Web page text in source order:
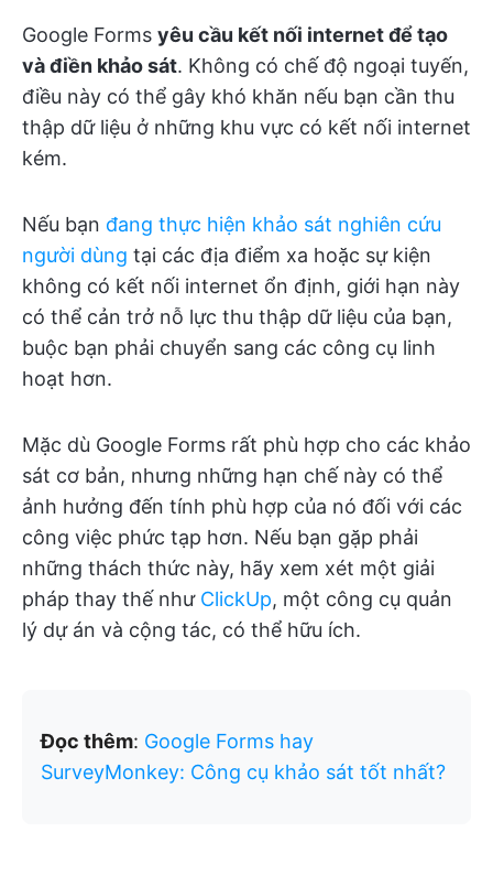
Google Forms yêu cầu kết nối internet để tạo
và điền khảo sát. Không có chế độ ngoại tuyến,
điều này có thể gây khó khăn nếu bạn cần thu
thập dữ liệu ở những khu vực có kết nối internet
kém.
Nếu bạn đang thực hiện khảo sát nghiên cứu
người dùng tại các địa điểm xa hoặc sự kiện
không có kết nối internet ổn định, giới hạn này
có thể cản trở nỗ lực thu thập dữ liệu của bạn,
buộc bạn phải chuyển sang các công cụ linh
hoạt hơn.
Mặc dù Google Forms rất phù hợp cho các khảo
sát cơ bản, nhưng những hạn chế này có thể
ảnh hưởng đến tính phù hợp của nó đối với các
công việc phức tạp hơn. Nếu bạn gặp phải
những thách thức này, hãy xem xét một giải
pháp thay thế như ClickUp, một công cụ quản
lý dự án và cộng tác, có thể hữu ích.
Đọc thêm: Google Forms hay
SurveyMonkey: Công cụ khảo sát tốt nhất?